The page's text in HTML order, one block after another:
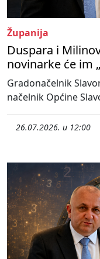
Županija
Duspara i
novinarke će im
Gradonačelnik
načelnik Općine
26.07.2026. u 12:00